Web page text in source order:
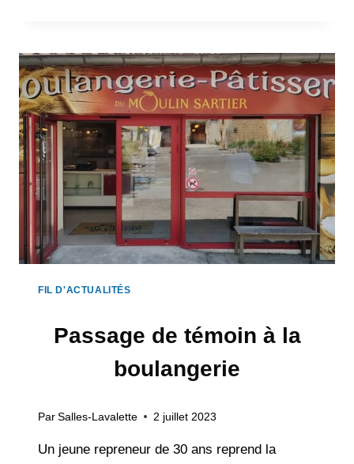
UN
CARTON
!
FIL D'ACTUALITÉS
Passage de témoin à la
boulangerie
Par Salles-Lavalette 2 juillet 2023
Un jeune repreneur de 30 ans reprend la